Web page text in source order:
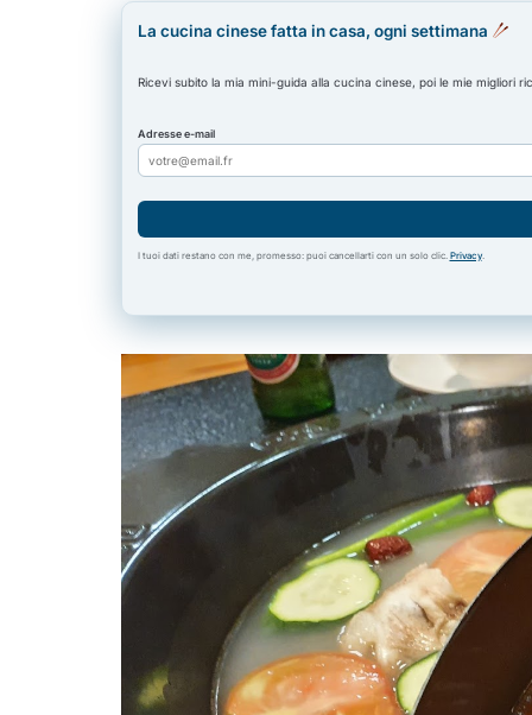
La cucina cinese fatta in casa, ogni settimana
Ricevi subito la mia mini-guida alla cucina cinese, poi le mie migliori
Adresse e-mail
I tuoi dati restano con me, promesso: puoi cancellarti con un solo clic. Privacy.